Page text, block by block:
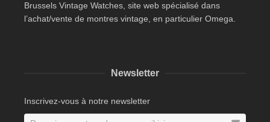
Brussels Vintage Watches, site web spécialisé dans
l’achat/vente de montres vintage, en particulier Omega.
Newsletter
Inscrivez-vous à notre newsletter